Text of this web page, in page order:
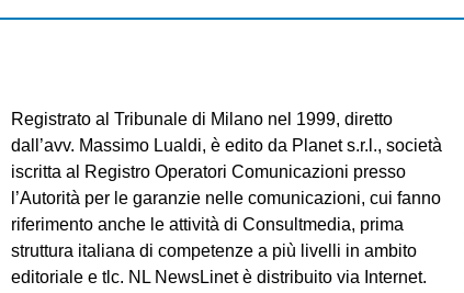
Registrato al Tribunale di Milano nel 1999, diretto
dall’avv. Massimo Lualdi, è edito da Planet s.r.l., società
iscritta al Registro Operatori Comunicazioni presso
l’Autorità per le garanzie nelle comunicazioni, cui fanno
riferimento anche le attività di Consultmedia, prima
struttura italiana di competenze a più livelli in ambito
editoriale e tlc. NL NewsLinet è distribuito via Internet.